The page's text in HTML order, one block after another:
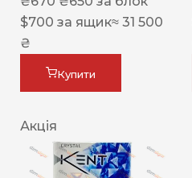
$700 за ящик≈ 31 500
₴
Купити
Акція